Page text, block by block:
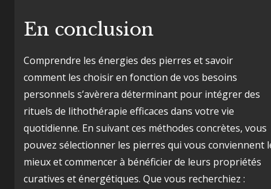
En conclusion
Comprendre les énergies des pierres et savoir
comment les choisir en fonction de vos besoins
personnels s’avèrera déterminant pour intégrer des
rituels de lithothérapie efficaces dans votre vie
quotidienne. En suivant ces méthodes concrètes, vous
pouvez sélectionner les pierres qui vous conviennent
mieux et commencer à bénéficier de leurs propriétés
curatives et énergétiques. Que vous recherchiez :